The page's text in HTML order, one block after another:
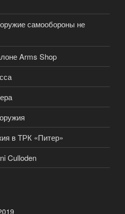
самообороны не
Arms Shop
в ТРК «Питер»
Culloden